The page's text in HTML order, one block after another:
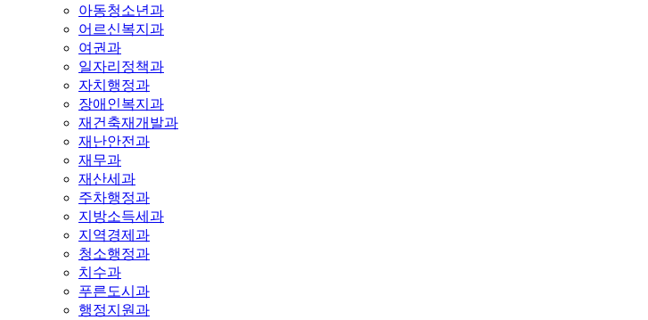
아동청소년과
어르신복지과
여권과
일자리정책과
자치행정과
장애인복지과
재건축재개발과
재난안전과
재무과
재산세과
주차행정과
지방소득세과
지역경제과
청소행정과
치수과
푸른도시과
행정지원과